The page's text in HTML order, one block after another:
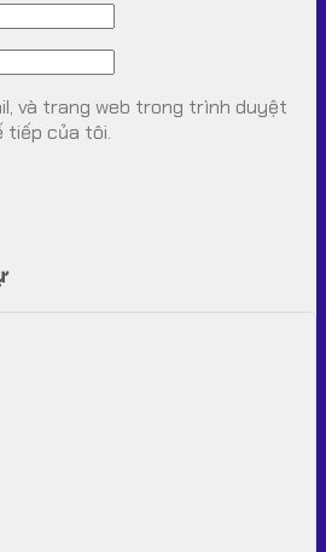
và trang web trong trình duyệt
tiếp của tôi.